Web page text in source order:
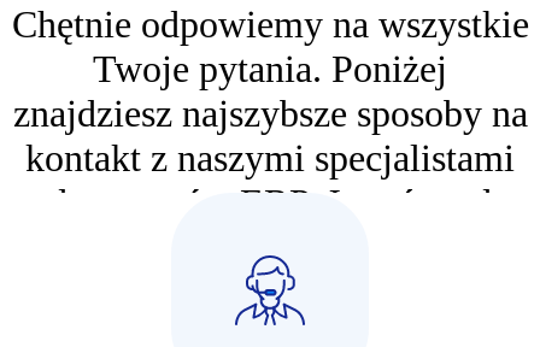
Chętnie odpowiemy na wszystkie
Twoje pytania. Poniżej
znajdziesz najszybsze sposoby na
kontakt z naszymi specjalistami
od systemów ERP. Jesteśmy do
Twojej dyspozycji.